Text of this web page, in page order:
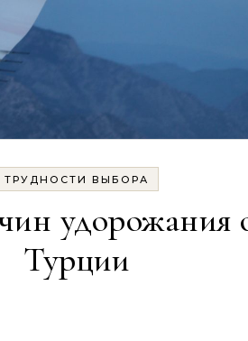
ТРУДНОСТИ ВЫБОРА
удорожания
Турции